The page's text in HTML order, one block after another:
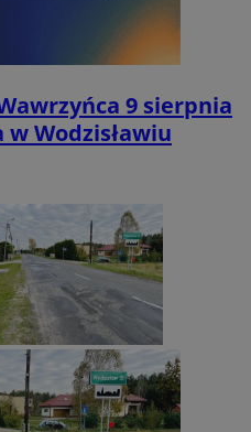
9 sierpnia
w Wodzisławiu